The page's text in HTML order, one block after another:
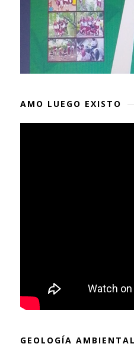
AMO LUEGO EXISTO
GEOLOGÍA